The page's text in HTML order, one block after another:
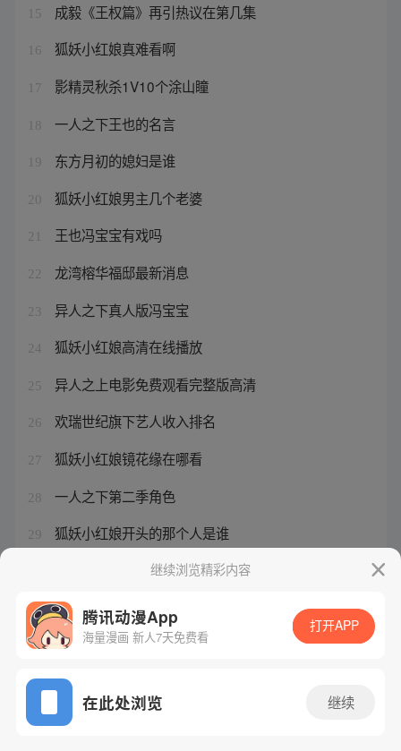
15 成毅《王权篇》再引热议在第几集
16 狐妖小红娘真难看啊
17 影精灵秋杀1V10个涂山瞳
18 一人之下王也的名言
19 东方月初的媳妇是谁
20 狐妖小红娘男主几个老婆
21 王也冯宝宝有戏吗
22 龙湾榕华福邸最新消息
23 异人之下真人版冯宝宝
24 狐妖小红娘高清在线播放
25 异人之上电影免费观看完整版高清
26 欢瑞世纪旗下艺人收入排名
27 狐妖小红娘镜花缘在哪看
28 一人之下第二季角色
29 狐妖小红娘开头的那个人是谁
异人之下米二演的谁继续浏览精彩内容
腾讯动漫App
海量漫画 新人7天免费看
打开APP
在此处浏览 继续
网站备案/许可证号：粤B2-20090059-5
Copyright©1998 - 2026 Tencent. All Rights Reserved